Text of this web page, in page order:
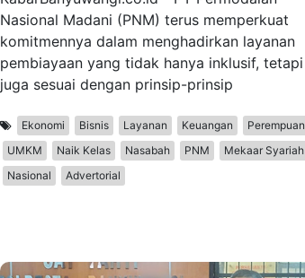
Nasional Madani (PNM) terus memperkuat
komitmennya dalam menghadirkan layanan
pembiayaan yang tidak hanya inklusif, tetapi
juga sesuai dengan prinsip-prinsip
Ekonomi Bisnis Layanan Keuangan
Perempuan
UMKM
Naik Kelas Nasabah PNM
Mekaar Syariah
Nasional
Advertorial